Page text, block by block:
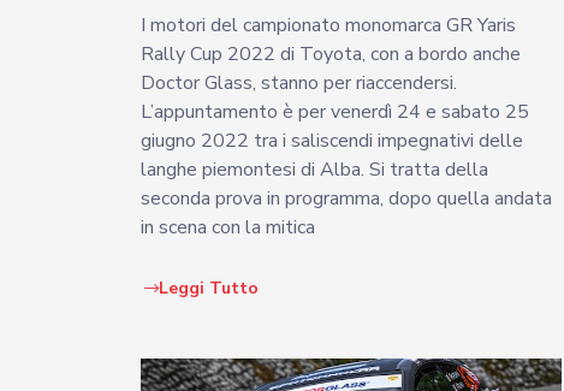
I motori del campionato monomarca GR Yaris
Rally Cup 2022 di Toyota, con a bordo anche
Doctor Glass, stanno per riaccendersi.
L’appuntamento è per venerdì 24 e sabato 25
giugno 2022 tra i saliscendi impegnativi delle
langhe piemontesi di Alba. Si tratta della
seconda prova in programma, dopo quella andata
in scena con la mitica
Leggi Tutto